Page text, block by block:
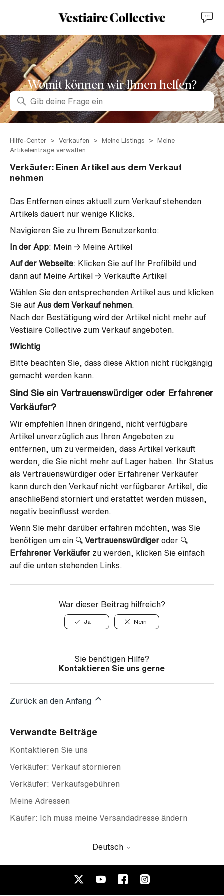
Womit können wir lhnen helfen?
Suche
Hilfe-Center Verkaufen Meine Listings
Meine
Artikeleinträge verwalten
Verkäufer: Einen Artikel aus dem Verkauf
nehmen
Das Entfernen eines aktuell zum Verkauf stehenden
Artikels dauert nur wenige Klicks.
Navigieren Sie zu Ihrem Benutzerkonto:
In der App: Mein → Meine Artikel
Auf der Webseite: Klicken Sie auf Ihr Profilbild und
dann auf Meine Artikel → Verkaufte Artikel
Wählen Sie den entsprechenden Artikel aus und klicken
Sie auf Aus dem Verkauf nehmen
Nach der Bestätigung wird der Artikel nicht mehr auf
Vestiaire Collective zum Verkauf angeboten.
❗Wichtig
Bitte beachten Sie, dass diese Aktion nicht rückgängig
gemacht werden kann.
Sind Sie ein Vertrauenswürdiger oder Erfahrener
Verkäufer?
Wir empfehlen Ihnen dringend, nicht verfügbare
Artikel unverzüglich aus Ihren Angeboten zu
entfernen, um zu vermeiden, dass Artikel verkauft
werden, die Sie nicht mehr auf Lager haben. Ihr Status
als Vertrauenswürdiger oder Erfahrener Verkäufer
kann durch den Verkauf nicht verfügbarer Artikel, die
anschließend storniert und erstattet werden müssen,
negativ beeinflusst werden.
Wenn Sie mehr darüber erfahren möchten, was Sie
benötigen um ein 🔍 Vertrauenswürdiger oder 🔍
Erfahrener Verkäufer zu werden, klicken Sie einfach
auf die unten stehenden Links.
War dieser Beitrag hilfreich?
Ja Nein
Sie benötigen Hilfe?
Kontaktieren Sie uns gerne
Zurück an den Anfang
Verwandte Beiträge
Kontaktieren Sie uns
Verkäufer: Verkauf stornieren
Verkäufer: Verkaufsgebühren
Meine Adressen
Käufer: Ich muss meine Versandadresse ändern
Deutsch